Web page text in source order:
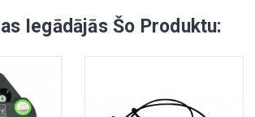
Iegādājās Šo Produktu: